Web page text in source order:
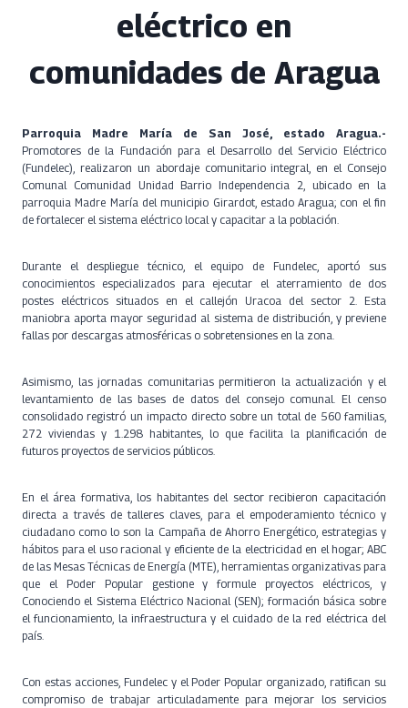
eléctrico en
comunidades de Aragua
Parroquia Madre María de San José, estado Aragua.-
Promotores de la Fundación para el Desarrollo del Servicio Eléctrico
(Fundelec), realizaron un abordaje comunitario integral, en el Consejo
Comunal Comunidad Unidad Barrio Independencia 2, ubicado en la
parroquia Madre María del municipio Girardot, estado Aragua; con el fin
de fortalecer el sistema eléctrico local y capacitar a la población.
Durante el despliegue técnico, el equipo de Fundelec, aportó sus
conocimientos especializados para ejecutar el aterramiento de dos
postes eléctricos situados en el callejón Uracoa del sector 2. Esta
maniobra aporta mayor seguridad al sistema de distribución, y previene
fallas por descargas atmosféricas o sobretensiones en la zona.
Asimismo, las jornadas comunitarias permitieron la actualización y el
levantamiento de las bases de datos del consejo comunal. El censo
consolidado registró un impacto directo sobre un total de 560 familias,
272 viviendas y 1.298 habitantes, lo que facilita la planificación de
futuros proyectos de servicios públicos.
En el área formativa, los habitantes del sector recibieron capacitación
directa a través de talleres claves, para el empoderamiento técnico y
ciudadano como lo son la Campaña de Ahorro Energético, estrategias y
hábitos para el uso racional y eficiente de la electricidad en el hogar; ABC
de las Mesas Técnicas de Energía (MTE), herramientas organizativas para
que el Poder Popular gestione y formule proyectos eléctricos, y
Conociendo el Sistema Eléctrico Nacional (SEN); formación básica sobre
el funcionamiento, la infraestructura y el cuidado de la red eléctrica del
país.
Con estas acciones, Fundelec y el Poder Popular organizado, ratifican su
compromiso de trabajar articuladamente para mejorar los servicios